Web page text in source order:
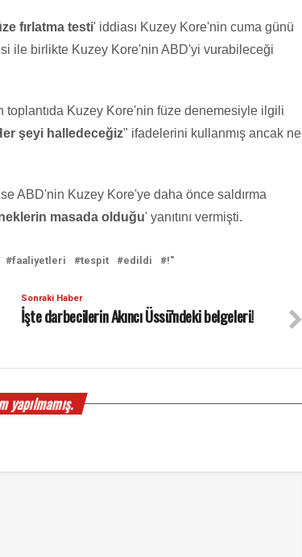
fırlatma testi' iddiası Kuzey Kore'nin cuma günü
ile birlikte Kuzey Kore'nin ABD'yi vurabileceği
toplantıda Kuzey Kore'nin füze denemesiyle ilgili
şeyi halledeceğiz" ifadelerini kullanmış ancak ne
ABD'nin Kuzey Kore'ye daha önce saldırma
masada olduğu' yanıtını vermişti.
faaliyetleri tespit edildi !"
Sonraki Haber
İşte darbecilerin Akıncı Üssü'ndeki belgeleri!
yapılmamış.